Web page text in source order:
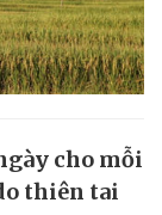
cho mỗi
thiên tai